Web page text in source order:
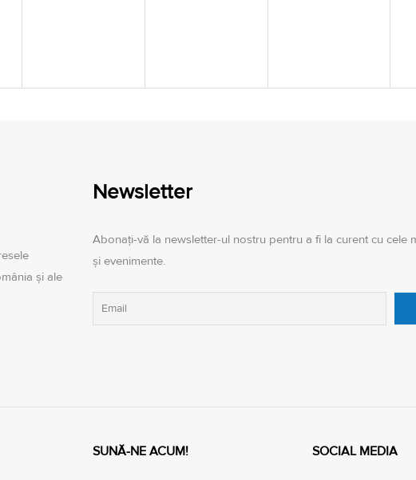
şi ale
Newsletter
Abonați-vă la newsletter-ul nostru pentru a fi la curent cu cele
și evenimente.
SUNĂ-NE ACUM! SOCIAL MEDIA